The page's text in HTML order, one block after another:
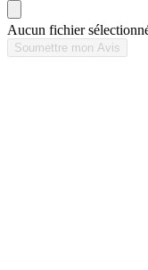
Aucun fichier
Soumettre mon Avis